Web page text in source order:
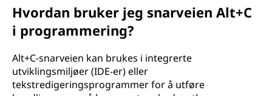
Hvordan bruker jeg snarveien Alt+C
i programmering?
Alt+C-snarveien kan brukes i integrerte
utviklingsmiljøer (IDE-er) eller
tekstredigeringsprogrammer for å utføre